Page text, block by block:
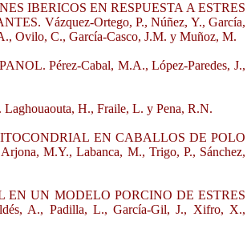
IBERICOS EN RESPUESTA A ESTRES
Vázquez-Ortego, P., Núñez, Y., García,
Ovilo, C., García-Casco, J.M. y Muñoz, M.
Pérez-Cabal, M.A., López-Paredes, J.,
H., Fraile, L. y Pena, R.N.
EN CABALLOS DE POLO
M.Y., Labanca, M., Trigo, P., Sánchez,
UN MODELO PORCINO DE ESTRES
A., Padilla, L., García-Gil, J., Xifro, X.,